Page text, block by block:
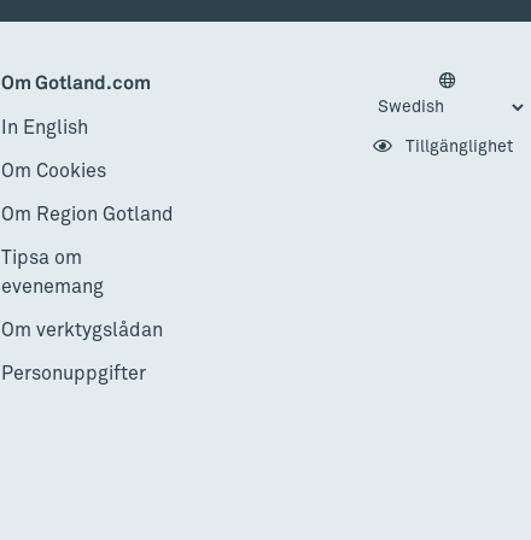
Om Gotland.com
In English
Om Cookies
Om Region Gotland
Tipsa om
evenemang
Om verktygslådan
Personuppgifter
Tillgänglighet